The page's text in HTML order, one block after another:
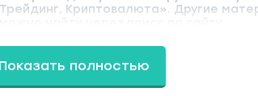
Трейдинг, Криптовалюта». Другие
Показать полностью